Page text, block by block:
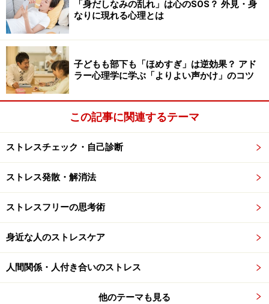
「身だしなみの乱れ」は心のSOS？ 外見・身
なりに現れる心理とは
子どもも部下も「ほめすぎ」は逆効果？ アド
ラー心理学に学ぶ「よりよい声かけ」のコツ
この記事に関連するテーマ
ストレスチェック・自己診断
ストレス発散・解消法
ストレスフリーの思考術
身近な人のストレスケア
人間関係・人付き合いのストレス
他のテーマも見る